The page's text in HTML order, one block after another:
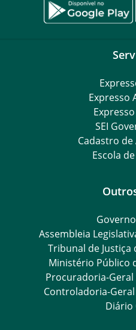
Expresso
SEI
Cadastro
Escola
Assembleia
Tribunal de Justiça
Ministério Público
Procuradoria-Geral
Controladoria-
Diário